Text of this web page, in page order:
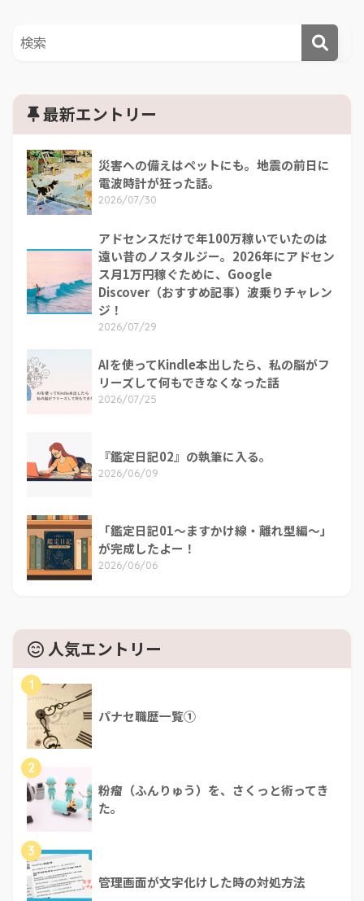
最新エントリー
災害への備えはペットにも。地震の前日に
電波時計が狂った話。
2026/07/30
アドセンスだけで年100万稼いでいたのは
遠い昔のノスタルジー。2026年にアドセン
ス月1万円稼ぐために、Google
Discover（おすすめ記事）波乗りチャレン
ジ！
2026/07/29
AIを使ってKindle本出したら、私の脳がフ
リーズして何もできなくなった話
2026/07/25
『鑑定日記02』の執筆に入る。
2026/06/09
「鑑定日記01～ますかけ線・離れ型編～」
が完成したよー！
2026/06/06
人気エントリー
1
パナセ職歴一覧①
2
粉瘤（ふんりゅう）を、さくっと術ってき
た。
3
管理画面が文字化けした時の対処方法